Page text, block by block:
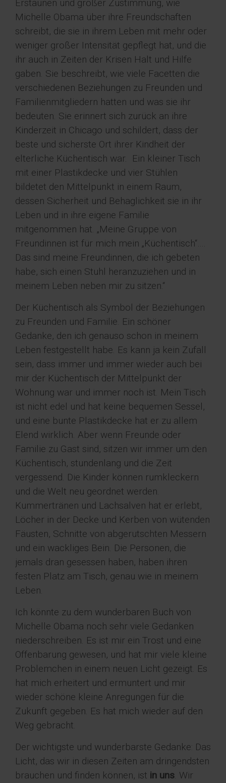
Erstaunen und großer Zustimmung, wie
Michelle Obama über ihre Freundschaften
schreibt, die sie in ihrem Leben mit mehr oder
weniger großer Intensität gepflegt hat, und die
ihr auch in Zeiten der Krisen Halt und Hilfe
gaben. Sie beschreibt, wie viele Facetten die
verschiedenen Beziehungen zu Freunden und
Familienmitgliedern hatten und was sie ihr
bedeuten. Sie erinnert sich zurück an ihre
Kinderzeit in Chicago und schildert, dass der
beste und sicherste Ort ihrer Kindheit der
elterliche Küchentisch war. Ein kleiner Tisch
mit einer Plastikdecke und vier Stühlen
bildetet den Mittelpunkt in einem Raum,
dessen Sicherheit und Behaglichkeit sie in ihr
Leben und in ihre eigene Familie
mitgenommen hat. „Meine Gruppe von
Freundinnen ist für mich mein „Küchentisch“….
Das sind meine Freundinnen, die ich gebeten
habe, sich einen Stuhl heranzuziehen und in
meinem Leben neben mir zu sitzen.“
Der Küchentisch als Symbol der Beziehungen
zu Freunden und Familie. Ein schöner
Gedanke, den ich genauso schon in meinem
Leben festgestellt habe. Es kann ja kein Zufall
sein, dass immer und immer wieder auch bei
mir der Küchentisch der Mittelpunkt der
Wohnung war und immer noch ist. Mein Tisch
ist nicht edel und hat keine bequemen Sessel,
und eine bunte Plastikdecke hat er zu allem
Elend wirklich. Aber wenn Freunde oder
Familie zu Gast sind, sitzen wir immer um den
Küchentisch, stundenlang und die Zeit
vergessend. Die Kinder können rumkleckern
und die Welt neu geordnet werden.
Kummertränen und Lachsalven hat er erlebt,
Löcher in der Decke und Kerben von wütenden
Fäusten, Schnitte von abgerutschten Messern
und ein wackliges Bein. Die Personen, die
jemals dran gesessen haben, haben ihren
festen Platz am Tisch, genau wie in meinem
Leben.
Ich könnte zu dem wunderbaren Buch von
Michelle Obama noch sehr viele Gedanken
niederschreiben. Es ist mir ein Trost und eine
Offenbarung gewesen, und hat mir viele kleine
Problemchen in einem neuen Licht gezeigt. Es
hat mich erheitert und ermuntert und mir
wieder schöne kleine Anregungen für die
Zukunft gegeben. Es hat mich wieder auf den
Weg gebracht.
Der wichtigste und wunderbarste Gedanke: Das
Licht, das wir in diesen Zeiten am dringendsten
brauchen und finden können, ist in uns. Wir